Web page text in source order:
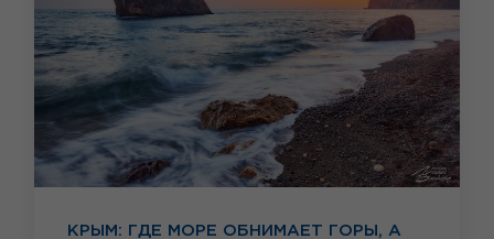
КРЫМ: ГДЕ МОРЕ ОБНИМАЕТ ГОРЫ, А